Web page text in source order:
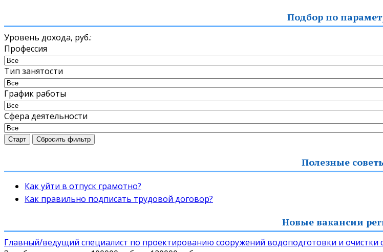
Подбор по
Уровень дохода, руб.:
Профессия
Тип занятости
График работы
Сфера деятельности
Старт Сбросить фильтр
Полезные
Как уйти в отпуск грамотно?
Как правильно подписать трудовой договор?
Новые вакансии
Главный/ведущий специалист по проектированию сооружений водоподготовки и очистки